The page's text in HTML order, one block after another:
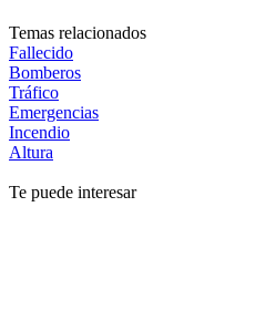
Temas relacionados
Fallecido
Bomberos
Tráfico
Emergencias
Incendio
Altura
Te puede interesar